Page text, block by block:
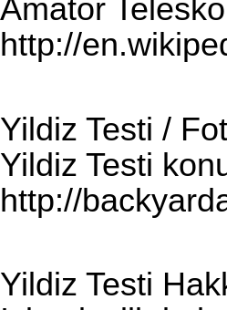
Amator
http://
Yildiz Testi /
Yildiz Testi
http://
Yildiz Testi